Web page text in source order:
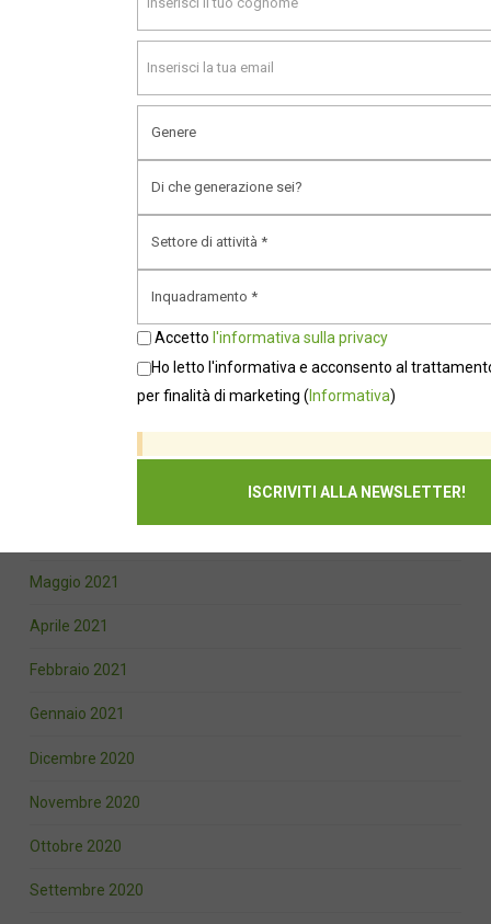
Novembre 2021
Maggio 2021
Aprile 2021
Febbraio 2021
Gennaio 2021
Dicembre 2020
Novembre 2020
Ottobre 2020
Settembre 2020
Accetto l'informativa sulla privacy
Ho letto l'informativa e acconsento al
per finalità di marketing ( Informativa)